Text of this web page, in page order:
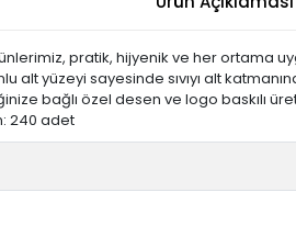
pratik, hijyenik ve her ortama
alt yüzeyi sayesinde sıvıyı alt
bağlı özel desen ve logo baskılı
240 adet